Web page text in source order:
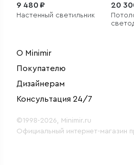
9 480 ₽
Настенный светильник
20
О Minimir
Покупателю
Дизайнерам
Консультация 24/7
©1998-2026, Minimir.ru
Официальный интернет-магазин